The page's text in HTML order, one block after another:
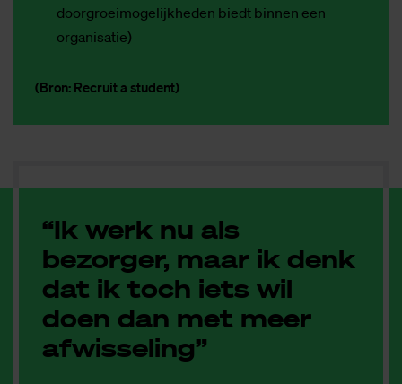
doorgroeimogelijkheden biedt binnen een
organisatie)
(Bron: Recruit a student)
“Ik werk nu als
bezorger, maar ik denk
dat ik toch iets wil
doen dan met meer
afwisseling”